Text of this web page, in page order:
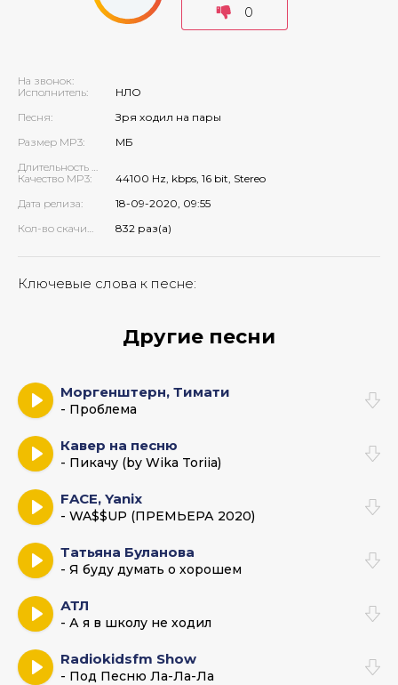
На звонок:
Исполнитель:
НЛО
Песня:
Зря ходил на пары
Размер MP3:
МБ
Длительность MP3:
Качество MP3:
44100 Hz, kbps, 16 bit, Stereo
Дата релиза:
18-09-2020, 09:55
Кол-во скачиваний:
832 раз(а)
0
Ключевые слова к песне:
Другие песни
Моргенштерн, Тимати
- Проблема
Кавер на песню
- Пикачу (by Wika Toriia)
FACE, Yanix
- WA$$UP (ПРЕМЬЕРА 2020)
Татьяна Буланова
- Я буду думать о хорошем
АТЛ
- А я в школу не ходил
Radiokidsfm Show
- Под Песню Ла-Ла-Ла